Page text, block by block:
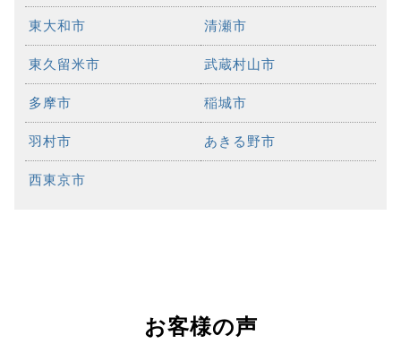
東大和市 清瀬市
東久留米市 武蔵村山市
多摩市 稲城市
羽村市 あきる野市
西東京市
お客様の声